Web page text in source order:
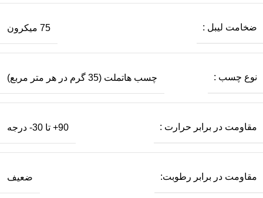
ضخامت لیبل : 75 میکرون
نوع چسب : چسب هاتملت (35 گرم در هر متر مربع)
مقاومت در برابر حرارت : 90+ تا 30- درجه
مقاومت در برابر رطوبت: ضعیف